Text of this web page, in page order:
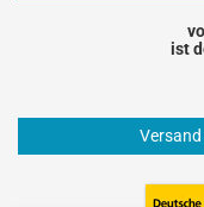
ist
Versand